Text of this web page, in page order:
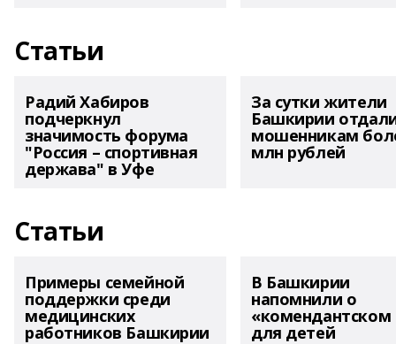
Статьи
Радий Хабиров
подчеркнул
значимость форума
"Россия – спортивная
держава" в Уфе
За сутки жители
Башкирии
мошенникам
млн рублей
Статьи
Примеры семейной
поддержки среди
медицинских
работников Башкирии
В Башкирии
напомнили о
«комендантском
для детей